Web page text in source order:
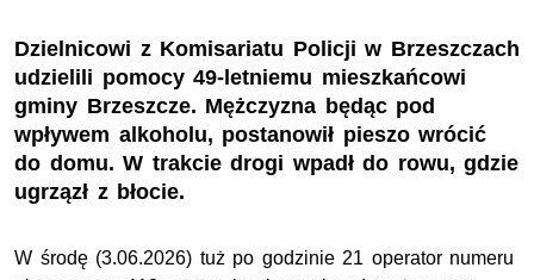
Dzielnicowi z Komisariatu Policji w Brzeszczach
udzielili pomocy 49-letniemu mieszkańcowi
gminy Brzeszcze. Mężczyzna będąc pod
wpływem alkoholu, postanowił pieszo wrócić
do domu. W trakcie drogi wpadł do rowu, gdzie
ugrzązł z błocie.
W środę (3.06.2026) tuż po godzinie 21 operator numeru